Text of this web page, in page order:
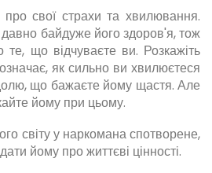
свої страхи та хвилювання.
байдуже його здоров'я, тож
те, що відчуваєте ви. Розкажіть
як сильно ви хвилюєтеся
що бажаєте йому щастя. Але
йому при цьому.
світу у наркомана спотворене,
йому про життєві цінності.